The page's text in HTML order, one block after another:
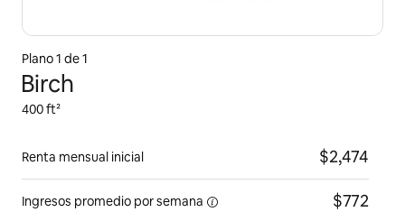
Plano 1 de 1
Birch
400 ft²
Renta mensual inicial $2,474
Ingresos promedio porsemana $772